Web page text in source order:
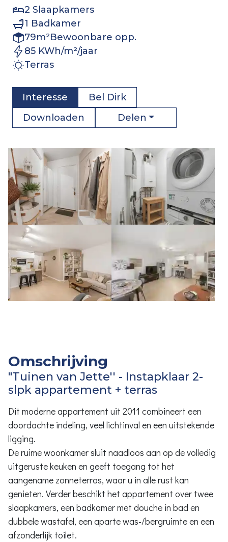
2 Slaapkamers
1 Badkamer
79m²Bewoonbare opp.
85 KWh/m²/jaar
Terras
Interesse Bel Dirk
Downloaden
Delen
Omschrijving
"Tuinen van Jette'' - Instapklaar 2-
slpk appartement + terras
Dit moderne appartement uit 2011 combineert een
doordachte indeling, veel lichtinval en een uitstekende
ligging.
De ruime woonkamer sluit naadloos aan op de volledig
uitgeruste keuken en geeft toegang tot het
aangename zonneterras, waar u in alle rust kan
genieten. Verder beschikt het appartement over twee
slaapkamers, een badkamer met douche in bad en
dubbele wastafel, een aparte was-/bergruimte en een
afzonderlijk toilet.